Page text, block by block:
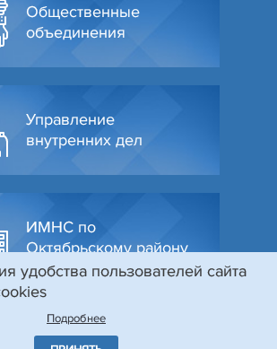
Общественные
объединения
Управление
внутренних дел
ИМНС по
Октябрьскому району
удобства пользователей сайта
Подробнее